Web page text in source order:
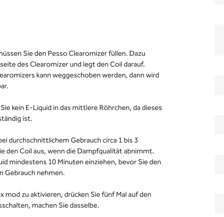
Sie den Pesso Clearomizer füllen. Dazu
des Clearomizer und legt den Coil darauf.
kann weggeschoben werden, dann wird
kein E-Liquid in das mittlere Röhrchen, da dieses
ist.
durchschnittlichem Gebrauch circa 1 bis 3
den Coil aus, wenn die Dampfqualität abnimmt.
mindestens 10 Minuten einziehen, bevor Sie den
Gebrauch nehmen.
mod zu aktivieren, drücken Sie fünf Mal auf den
machen Sie dasselbe.